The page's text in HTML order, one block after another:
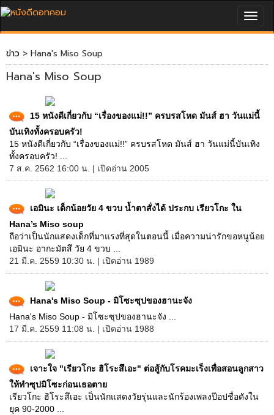
ข่าว > Hana's Miso Soup
Hana's Miso Soup
15 หนังดีเกี่ยวกับ “เรื่องของแม่!!” ครบรสโหด มันส์ ฮา วันแม่นี้
บันเทิงทั้งครอบครัว!
15 หนังดีเกี่ยวกับ “เรื่องของแม่!!” ครบรสโหด มันส์ ฮา วันแม่นี้บันเทิง
ทั้งครอบครัว! ...
7 ส.ค. 2562 16:00 น. | เปิดอ่าน 2005
เอมินะ เด็กน้อยวัย 4 ขวบ น้ำตาสั่งได้ ประกบ เรียวโกะ ใน
Hana’s Miso soup
ถือว่าเป็นนักแสดงเด็กที่มาแรงที่สุดในตอนนี้ เมื่อความน่ารักขอหนูน้อย
เอมินะ อากะมัตสึ วัย 4 ขวบ ...
21 มี.ค. 2559 10:30 น. | เปิดอ่าน 1989
Hana's Miso Soup - มิโซะซุปของฮานะจัง
Hana's Miso Soup - มิโซะซุปของฮานะจัง ...
17 มี.ค. 2559 11:08 น. | เปิดอ่าน 1988
เจาะใจ "เรียวโกะ ฮิโระสึเอะ" ต่อสู้กับโรคมะเร็งเพื่อสอนลูกสาว
ให้ทำซุปมิโซะก่อนเธอตาย
เรียวโกะ ฮิโระสึเอะ เป็นนักแสดงวัยรุ่นและนักร้องเพลงป๊อปชื่อดังใน
ยุค 90-2000 ...